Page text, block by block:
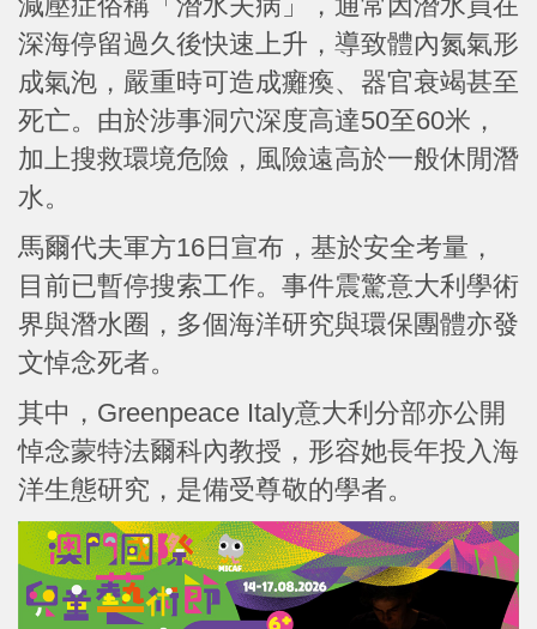
深海停留過久後快速上升，導致體內氮氣形
成氣泡，嚴重時可造成癱瘓、器官衰竭甚至
死亡。由於涉事洞穴深度高達50至60米，
加上搜救環境危險，風險遠高於一般休閒潛
水。
馬爾代夫軍方16日宣布，基於安全考量，
目前已暫停搜索工作。事件震驚意大利學術
界與潛水圈，多個海洋研究與環保團體亦發
文悼念死者。
其中，Greenpeace Italy意大利分部亦公開
悼念蒙特法爾科內教授，形容她長年投入海
洋生態研究，是備受尊敬的學者。